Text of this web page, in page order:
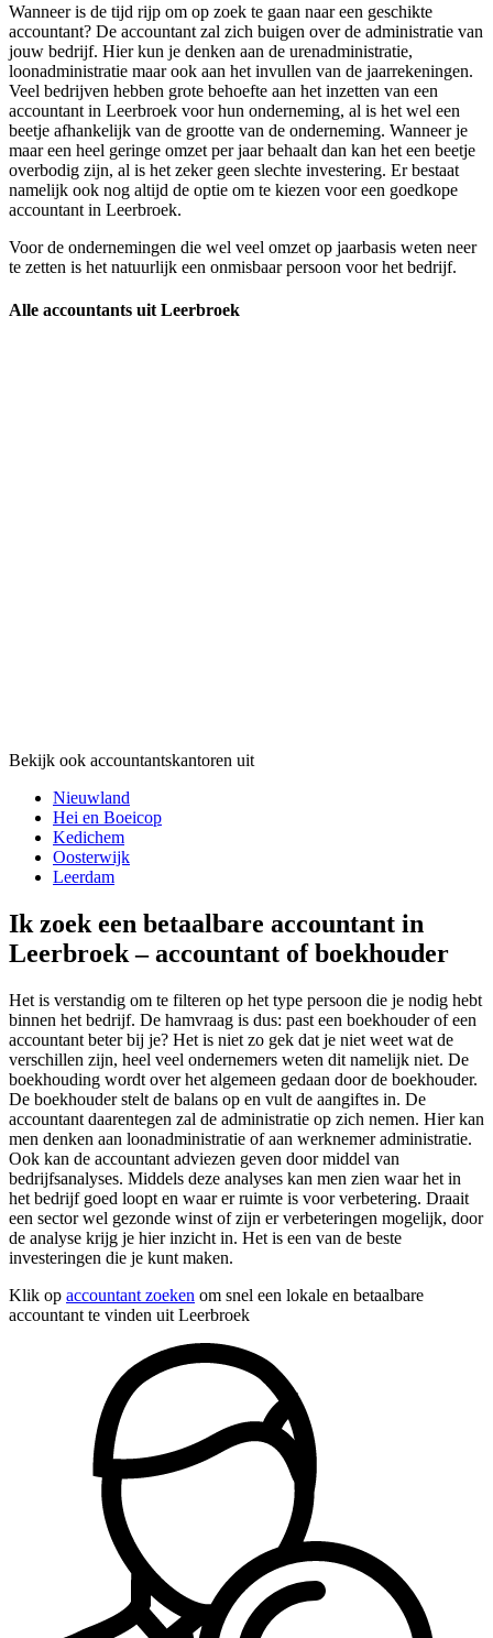
Wanneer is de tijd rijp om op zoek te gaan naar een geschikte
accountant? De accountant zal zich buigen over de administratie van
jouw bedrijf. Hier kun je denken aan de urenadministratie,
loonadministratie maar ook aan het invullen van de jaarrekeningen.
Veel bedrijven hebben grote behoefte aan het inzetten van een
accountant in Leerbroek voor hun onderneming, al is het wel een
beetje afhankelijk van de grootte van de onderneming. Wanneer je
maar een heel geringe omzet per jaar behaalt dan kan het een beetje
overbodig zijn, al is het zeker geen slechte investering. Er bestaat
namelijk ook nog altijd de optie om te kiezen voor een goedkope
accountant in Leerbroek.
Voor de ondernemingen die wel veel omzet op jaarbasis weten neer
te zetten is het natuurlijk een onmisbaar persoon voor het bedrijf.
Alle accountants uit Leerbroek
Bekijk ook accountantskantoren uit
Nieuwland
Hei en Boeicop
Kedichem
Oosterwijk
Leerdam
Ik zoek een betaalbare accountant in
Leerbroek – accountant of boekhouder
Het is verstandig om te filteren op het type persoon die je nodig hebt
binnen het bedrijf. De hamvraag is dus: past een boekhouder of een
accountant beter bij je? Het is niet zo gek dat je niet weet wat de
verschillen zijn, heel veel ondernemers weten dit namelijk niet. De
boekhouding wordt over het algemeen gedaan door de boekhouder.
De boekhouder stelt de balans op en vult de aangiftes in. De
accountant daarentegen zal de administratie op zich nemen. Hier kan
men denken aan loonadministratie of aan werknemer administratie.
Ook kan de accountant adviezen geven door middel van
bedrijfsanalyses. Middels deze analyses kan men zien waar het in
het bedrijf goed loopt en waar er ruimte is voor verbetering. Draait
een sector wel gezonde winst of zijn er verbeteringen mogelijk, door
de analyse krijg je hier inzicht in. Het is een van de beste
investeringen die je kunt maken.
Klik op accountant zoeken om snel een lokale en betaalbare
accountant te vinden uit Leerbroek